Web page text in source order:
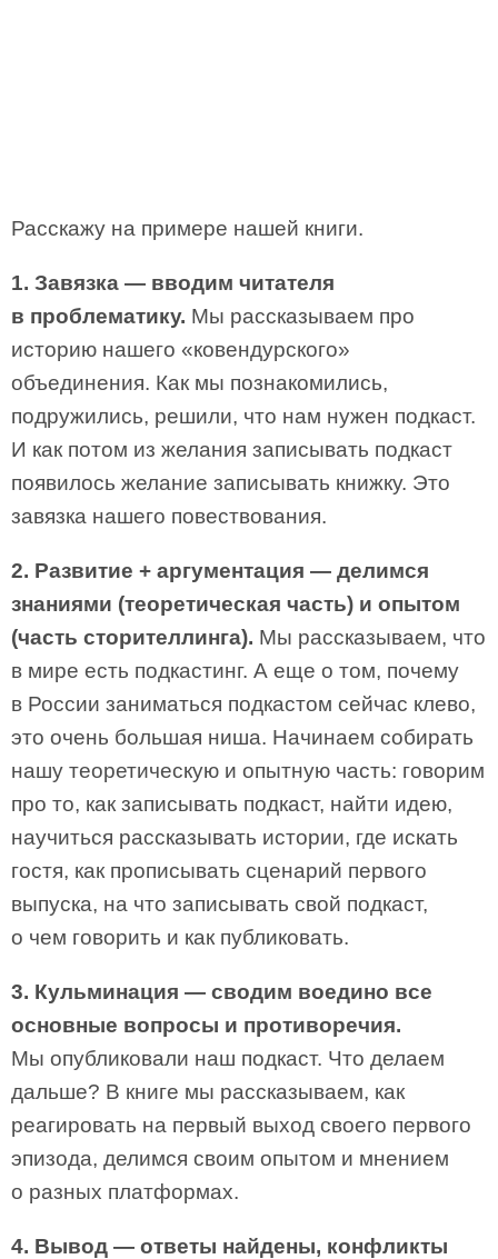
Расскажу на примере нашей книги.
1. Завязка — вводим читателя
в проблематику. Мы рассказываем про
историю нашего «ковендурского»
объединения. Как мы познакомились,
подружились, решили, что нам нужен подкаст.
И как потом из желания записывать подкаст
появилось желание записывать книжку. Это
завязка нашего повествования.
2. Развитие + аргументация — делимся
знаниями (теоретическая часть) и опытом
(часть сторителлинга). Мы рассказываем, что
в мире есть подкастинг. А еще о том, почему
в России заниматься подкастом сейчас клево,
это очень большая ниша. Начинаем собирать
нашу теоретическую и опытную часть: говорим
про то, как записывать подкаст, найти идею,
научиться рассказывать истории, где искать
гостя, как прописывать сценарий первого
выпуска, на что записывать свой подкаст,
о чем говорить и как публиковать.
3. Кульминация — сводим воедино все
основные вопросы и противоречия.
Мы опубликовали наш подкаст. Что делаем
дальше? В книге мы рассказываем, как
реагировать на первый выход своего первого
эпизода, делимся своим опытом и мнением
о разных платформах.
4. Вывод — ответы найдены, конфликты